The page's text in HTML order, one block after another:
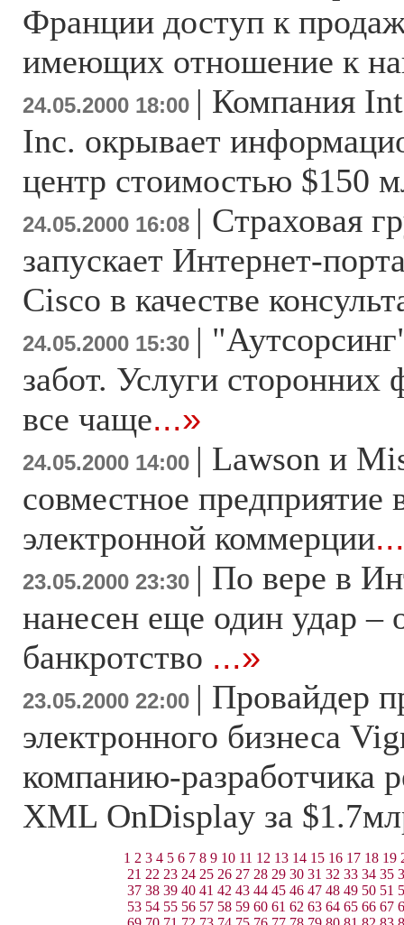
Франции доступ к
имеющих отношение к
24.05.2000 18:00 | Компания
Inc. окрывает
центр стоимостью $150
24.05.2000 16:08 | Страховая
запускает Интернет-
Cisco в качестве
24.05.2000 15:30 |
забот. Услуги сторонних
все чаще...»
24.05.2000 14:00 | Lawson и
совместное предприятие
электронной коммерции
23.05.2000 23:30 | По вере в
нанесен еще один удар –
банкротство ...»
23.05.2000 22:00 | Провайдер
электронного бизнеса
компанию-разработчика
XML OnDisplay за
1 2 3 4 5 6 7 8 9 10 11 12 13 14 15 16 17 18 19
21 22 23 24 25 26 27 28 29 30 31 32 33 34 35
37 38 39 40 41 42 43 44 45 46 47 48 49 50 51
53 54 55 56 57 58 59 60 61 62 63 64 65 66 67